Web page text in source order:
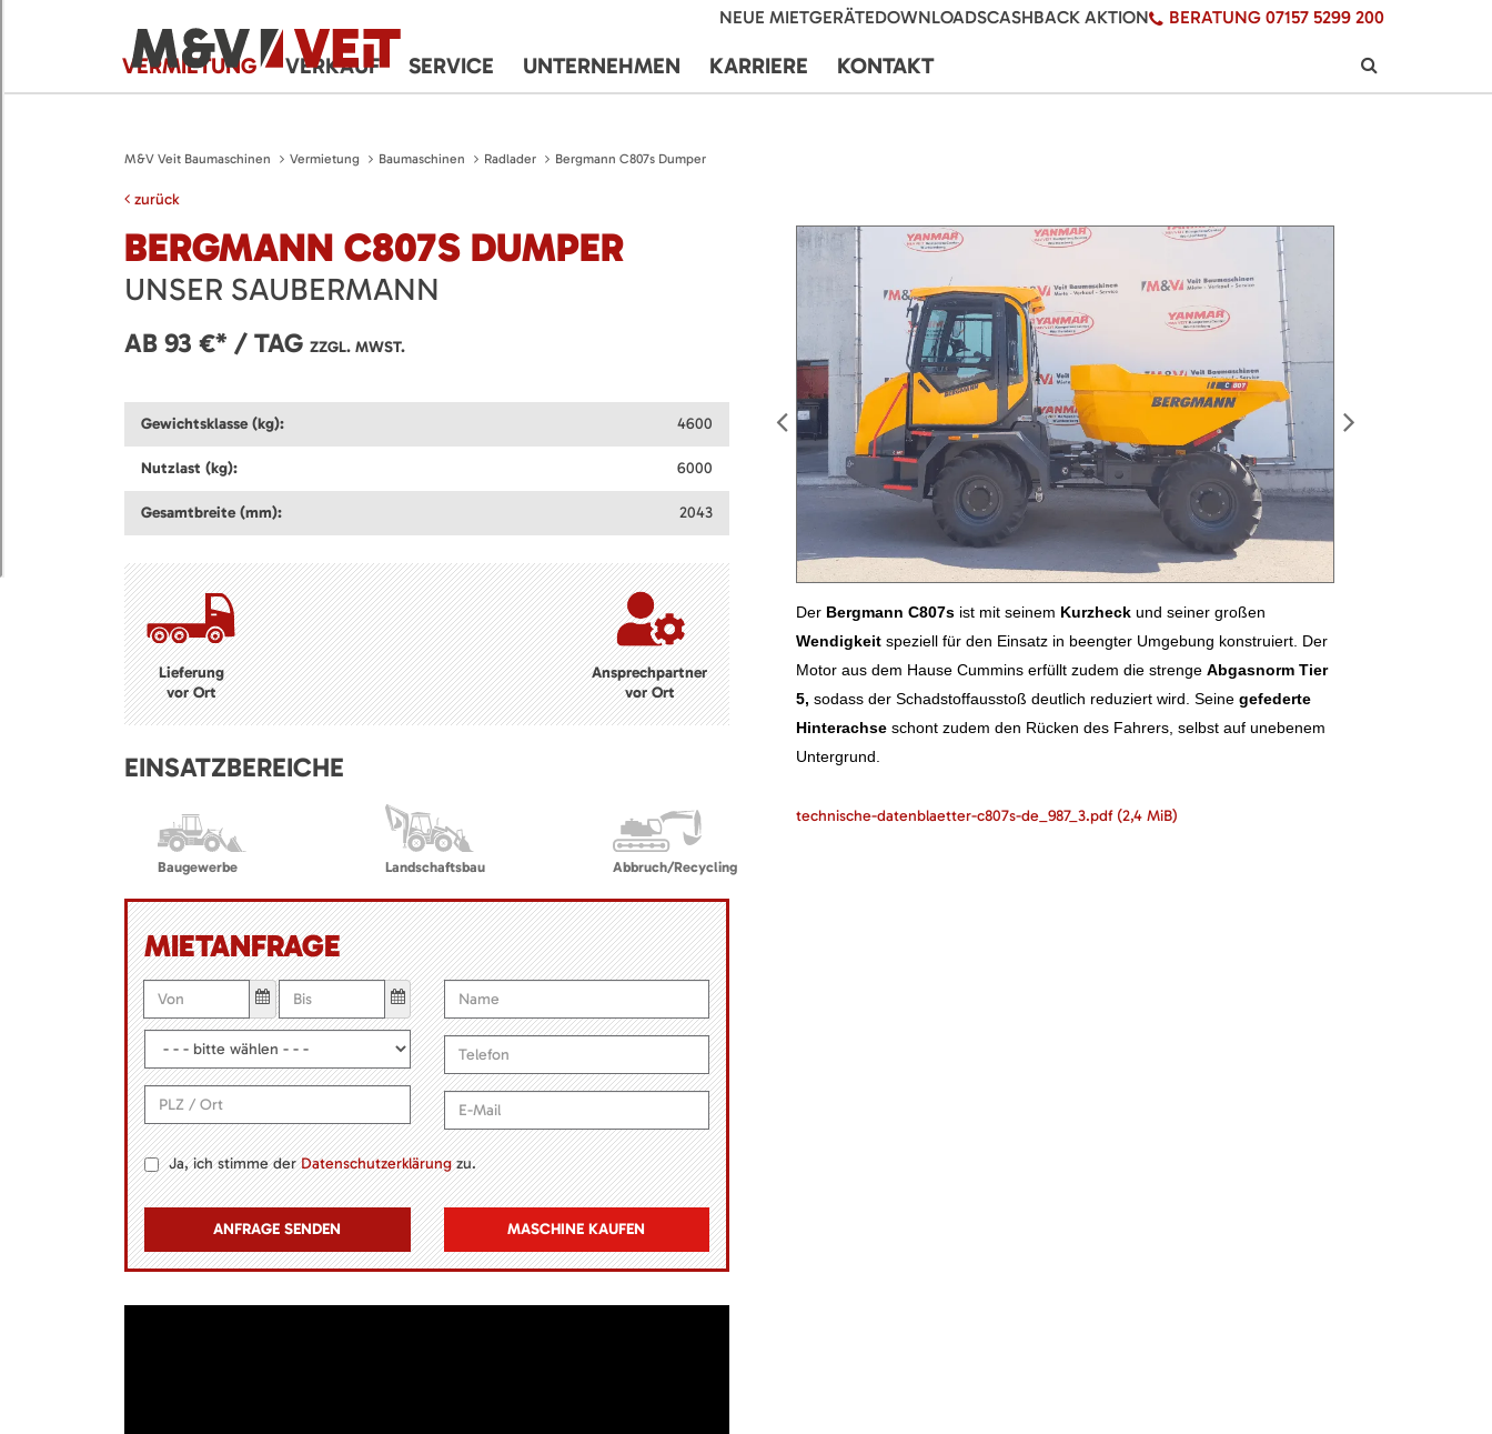
NEUE MIETGERÄTEDOWNLOADSCASHBACK AKTION BERATUNG 07157 5299 200
VERMIETUNG VERKAUF SERVICE UNTERNEHMEN KARRIERE KONTAKT
M&V Veit Baumaschinen Vermietung Baumaschinen Radlader Bergmann C807s Dumper
zurück
BERGMANN C807S DUMPER
UNSER SAUBERMANN
AB 93 €* / TAG ZZGL. MWST.
Gewichtsklasse (kg): 4600
Nutzlast (kg): 6000
Gesamtbreite (mm): 2043
Lieferung
vor Ort
Ansprechpartner
vor Ort
EINSATZBEREICHE
Baugewerbe Landschaftsbau Abbruch/Recycling
MIETANFRAGE
Ja, ich stimme derDatenschutzerklärungzu.
MASCHINE KAUFEN
Der Bergmann C807s ist mit seinem Kurzheck und seiner großen
Wendigkeit speziell für den Einsatz in beengter Umgebung konstruiert. Der
Motor aus dem Hause Cummins erfüllt zudem die strenge Abgasnorm Tier
5, sodass der Schadstoffausstoß deutlich reduziert wird. Seine gefederte
Hinterachse schont zudem den Rücken des Fahrers, selbst auf unebenem
Untergrund.
technische-datenblaetter-c807s-de_987_3.pdf (2,4 MiB)